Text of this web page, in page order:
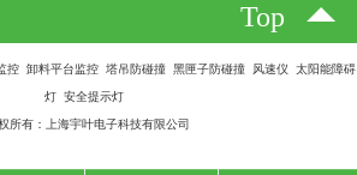
Top
控 卸料平台监控 塔吊防碰撞 黑匣子防碰撞 风速仪 太阳能障碍
灯 安全提示灯
所有：上海宇叶电子科技有限公司